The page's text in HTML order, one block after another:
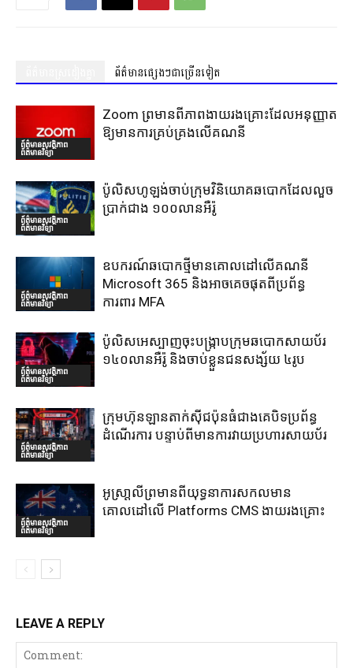
ព័ត៌មានផ្សេងៗជាច្រើនទៀត
ព័ត៌មានសុវត្ថិភាព
ព័ត៌មានវិទ្យា
Zoom ព្រមានពីភាពងាយរងគ្រោះដែលអនុញ្ញាត
ឱ្យមានការគ្រប់គ្រងលើគណនី
ព័ត៌មានសុវត្ថិភាព
ព័ត៌មានវិទ្យា
ប៉ូលិសហូឡង់ចាប់ក្រុមវិនិយោគឆបោកដែលលួច
ប្រាក់ជាង ១០០លានអឺរ៉ូ
ព័ត៌មានសុវត្ថិភាព
ព័ត៌មានវិទ្យា
ឧបករណ៍ឆបោកថ្មីមានគោលដៅលើគណនី
Microsoft 365 និងអាចគេចផុតពីប្រព័ន្ធ
ការពារ MFA
ព័ត៌មានសុវត្ថិភាព
ព័ត៌មានវិទ្យា
ប៉ូលិសអេស្បាញចុះបង្រ្កាបក្រុមឆបោកសាយប័រ
១៤០លានអឺរ៉ូ និងចាប់ខ្លួនជនសង្ស័យ ៤រូប
ព័ត៌មានសុវត្ថិភាព
ព័ត៌មានវិទ្យា
ក្រុមហ៊ុនឡានតាក់ស៊ីជប៉ុនធំជាងគេបិទប្រព័ន្ធ
ដំណើរការ បន្ទាប់ពីមានការវាយប្រហារសាយប័រ
ព័ត៌មានសុវត្ថិភាព
ព័ត៌មានវិទ្យា
អូស្រា្តលីព្រមានពីយុទ្ធនាការសកលមាន
គោលដៅលើ Platforms CMS ងាយរងគ្រោះ
LEAVE A REPLY